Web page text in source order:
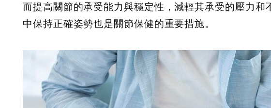
而提高關節的承受能力與穩定性，減輕其承受的壓力
中保持正確姿勢也是關節保健的重要措施。